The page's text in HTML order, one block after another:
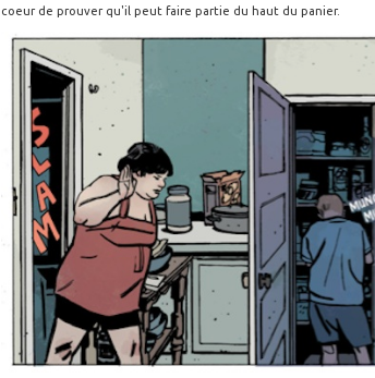
coeur de prouver qu'il peut faire partie du haut du panier.